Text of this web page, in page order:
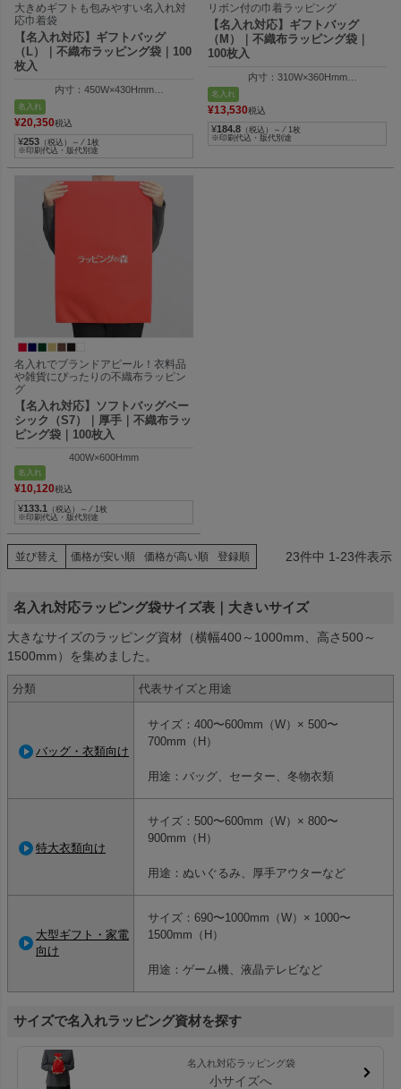
大きめギフトも包みやすい名入れ対
応巾着袋
【名入れ対応】ギフトバッグ
（L）｜不織布ラッピング袋｜100
枚入
内寸：450W×430Hmm
名入れ
¥20,350税込
¥253 （税込）～ ⁄ 1枚
※印刷代込・版代別途
リボン付の巾着ラッピング
【名入れ対応】ギフトバッグ
（M）｜不織布ラッピング袋｜
100枚入
内寸：310W×360Hmm
名入れ
¥13,530税込
¥184.8 （税込）～ ⁄ 1枚
※印刷代込・版代別途
名入れでブランドアピール！衣料品
や雑貨にぴったりの不織布ラッピン
グ
【名入れ対応】ソフトバッグベー
シック（S7）｜厚手｜不織布ラッ
ピング袋｜100枚入
400W×600Hmm
名入れ
¥10,120税込
¥133.1
（税込）～ ⁄ 1枚
※印刷代込・版代別途
並び替え 価格が安い順 価格が高い順 登録順 23件中 1-23件表示
名入れ対応ラッピング袋サイズ表｜大きいサイズ
大きなサイズのラッピング資材（横幅400～1000mm、高さ500～
1500mm）を集めました。
分類 代表サイズと用途
バッグ・衣類向け
サイズ：400〜600mm（W）× 500〜
700mm（H）
用途：バッグ、セーター、冬物衣類
特大衣類向け
サイズ：500〜600mm（W）× 800〜
900mm（H）
用途：ぬいぐるみ、厚手アウターなど
大型ギフト・家電
向け
サイズ：690〜1000mm（W）× 1000〜
1500mm（H）
用途：ゲーム機、液晶テレビなど
サイズで名入れラッピング資材を探す
名入れ対応ラッピング袋
小サイズへ